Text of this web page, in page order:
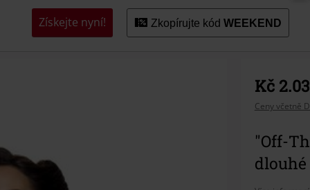
hráče,
Alternativní
Získejte nyní! Zkopírujte kód WEEKEND
Kč
Ceny včetně
"Off-